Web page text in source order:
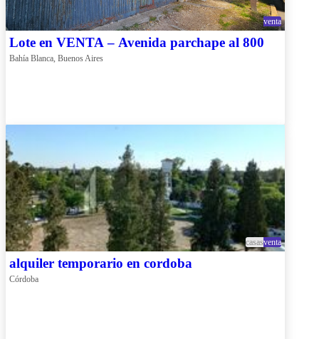
venta
Lote en VENTA – Avenida parchape al 800
Bahía Blanca, Buenos Aires
casasventa
alquiler temporario en cordoba
Córdoba